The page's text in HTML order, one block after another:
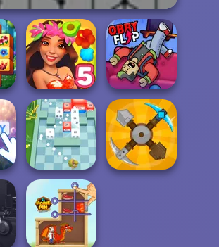
Hawaii Match 5 Obby Flip
Break n Bounce